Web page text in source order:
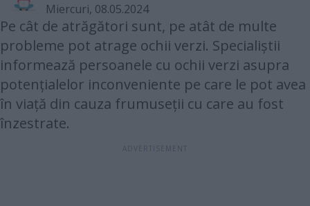
Miercuri, 08.05.2024
Pe cât de atrăgători sunt, pe atât de multe
probleme pot atrage ochii verzi. Specialiștii
informează persoanele cu ochii verzi asupra
potențialelor inconveniente pe care le pot avea
în viață din cauza frumuseții cu care au fost
înzestrate.